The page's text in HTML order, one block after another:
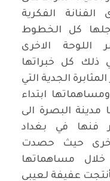
الفكرية
كل الخطوط
اللوحة الاخرى
ذلك كل خبراتها
الجدية التي
ابتداء
البصرة الى
فنها في بغداد
اخرى حيث حصدت
مساهماتها
عفيفة لعيبي